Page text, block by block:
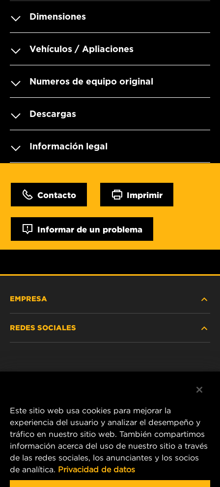
Dimensiones
Vehículos / Apliaciones
Numeros de equipo original
Descargas
Información legal
Contacto Imprimir
Informar de un problema
EMPRESA
REDES SOCIALES
1 Wix Way
P.O. Box 1967
Gastonia, NC 28054
Este sitio web usa cookies para mejorar la
experiencia del usuario y analizar el desempeño y
tráfico en nuestro sitio web. También compartimos
información acerca del uso de nuestro sitio a través
de las redes sociales, los anunciantes y los socios
de analítica. Privacidad de datos